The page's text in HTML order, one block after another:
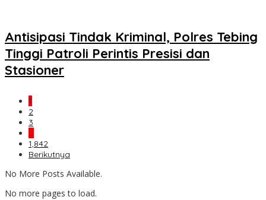
Antisipasi Tindak Kriminal, Polres Tebing
Tinggi Patroli Perintis Presisi dan
Stasioner
1
2
3
…
1,842
Berikutnya
No More Posts Available.
No more pages to load.